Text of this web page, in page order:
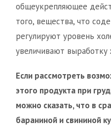
общеукрепляющее
того, вещества, что
регулируют уровень
увеличивают выработку
Если рассмотреть
этого продукта при
можно сказать, что в
бараниной и свининой